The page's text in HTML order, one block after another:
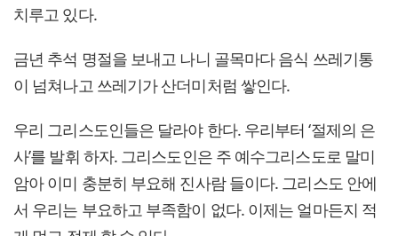
치루고 있다.
금년 추석 명절을 보내고 나니 골목마다 음식 쓰레기통
이 넘쳐나고 쓰레기가 산더미처럼 쌓인다.
우리 그리스도인들은 달라야 한다. 우리부터 ‘절제의 은
사’를 발휘 하자. 그리스도인은 주 예수그리스도로 말미
암아 이미 충분히 부요해 진사람 들이다. 그리스도 안에
서 우리는 부요하고 부족함이 없다. 이제는 얼마든지 적